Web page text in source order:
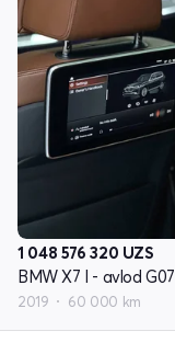
1 048 576 320 UZS
BMW X7 I - avlod G07
2019 60 000 km